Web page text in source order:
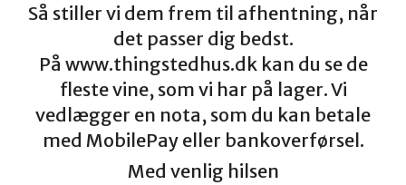
Så stiller vi dem frem til afhentning, når
det passer dig bedst.
På www.thingstedhus.dk kan du se de
fleste vine, som vi har på lager. Vi
vedlægger en nota, som du kan betale
med MobilePay eller bankoverførsel.
Med venlig hilsen